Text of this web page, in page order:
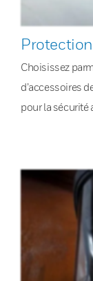
Choisissez
d’accessoires
pour la sécurité